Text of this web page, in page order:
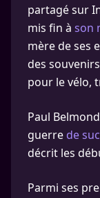
partagé sur
mis fin à son
mère de ses
des
pour le vélo,
Paul
guerre de
décrit les
Parmi ses